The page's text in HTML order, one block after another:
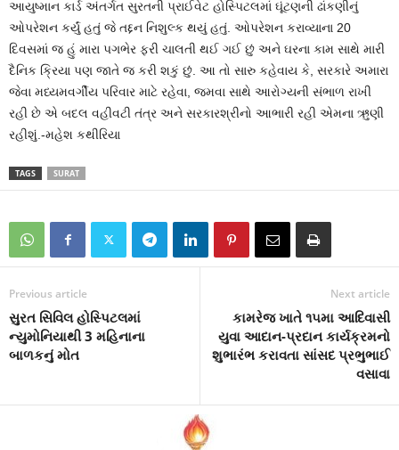
આયુષ્માન કાર્ડ અંતર્ગત સુરતની પ્રાઈવેટ હોસ્પિટલમાં ઘૂંટણની ઢાંકણીનું
ઓપરેશન કર્યું હતું જે તદ્દન નિશુલ્ક થયું હતું. ઓપરેશન કરાવ્યાના 20
દિવસમાં જ હું મારા પગભેર ફરી ચાલતી થઈ ગઈ છું અને ઘરના કામ સાથે મારી
દૈનિક ક્રિયા પણ જાતે જ કરી શકું છું. આ તો સારુ કહેવાય કે, સરકારે અમારા
જેવા મધ્યમવર્ગીય પરિવાર માટે રહેવા, જમવા સાથે આરોગ્યની સંભાળ રાખી
રહી છે એ બદલ વહીવટી તંત્ર અને સરકારશ્રીનો આભારી રહી એમના ઋુણી
રહીશું.-મહેશ કથીરિયા
TAGS SURAT
Previous article
સુરત સિવિલ હોસ્પિટલમાં
ન્યુમોનિયાથી 3 મહિનાના
બાળકનું મોત
Next article
કામરેજ ખાતે ૧૫મા આદિવાસી
યુવા આદાન-પ્રદાન કાર્યક્રમનો
શુભારંભ કરાવતા સાંસદ પ્રભુભાઈ
વસાવા